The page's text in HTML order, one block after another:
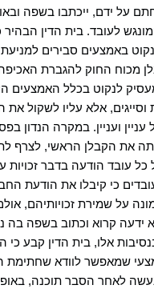
על ידם, ייכתבו בשפה
לעובד. בית הדין הבהיר
באמצעים סבירים למניעת
מכוח החוק להגברת
לנקוט בכלל האמצעים
וסייגים, אלא עליו לשקול
ועניין. במקרה הנדון
את הקבלן הראשי, לצרף
עובד הודעה בדבר זכויות
כי קיבלו את הודעת
על שמירת זכויותיהם,
ידעה קרוא וכתוב בשפה בה
אלו, בית הדין קבע
שמאפשר לוודא שחתימת
לאחר הסבר תוכנה,